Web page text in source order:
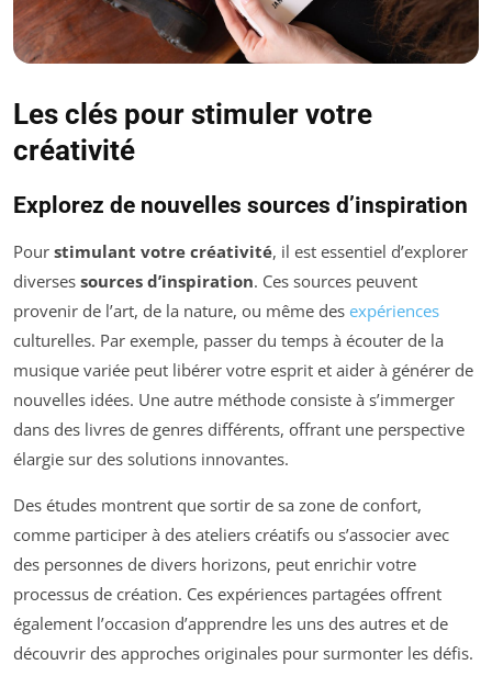
Les clés pour stimuler votre
créativité
Explorez de nouvelles sources d’inspiration
Pour stimulant votre créativité, il est essentiel d’explorer
diverses sources d’inspiration. Ces sources peuvent
provenir de l’art, de la nature, ou même des expériences
culturelles. Par exemple, passer du temps à écouter de la
musique variée peut libérer votre esprit et aider à générer de
nouvelles idées. Une autre méthode consiste à s’immerger
dans des livres de genres différents, offrant une perspective
élargie sur des solutions innovantes.
Des études montrent que sortir de sa zone de confort,
comme participer à des ateliers créatifs ou s’associer avec
des personnes de divers horizons, peut enrichir votre
processus de création. Ces expériences partagées offrent
également l’occasion d’apprendre les uns des autres et de
découvrir des approches originales pour surmonter les défis.